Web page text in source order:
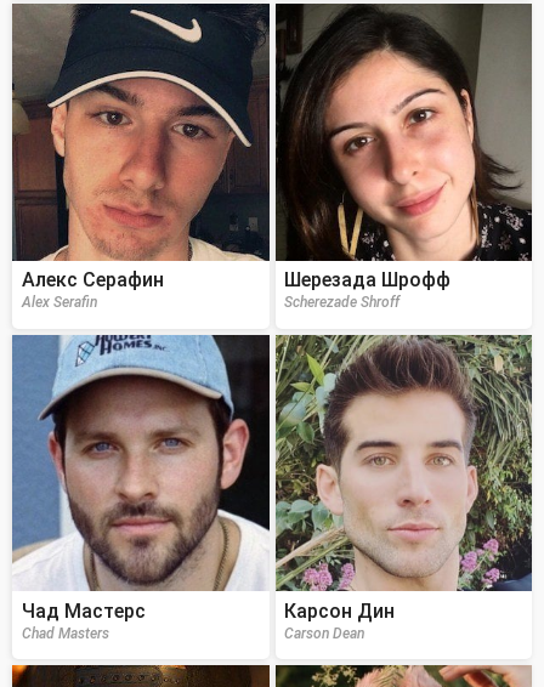
Алекс Серафин
Alex Serafin
Шерезада Шрофф
Scherezade Shroff
Чад Мастерс
Chad Masters
Карсон Дин
Carson Dean